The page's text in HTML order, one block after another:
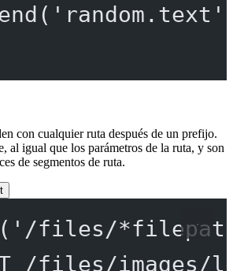
( 'random.text'
con cualquier ruta después de un prefijo.
al igual que los parámetros de la ruta, y son
de segmentos de ruta.
( '/files/
/files/images/